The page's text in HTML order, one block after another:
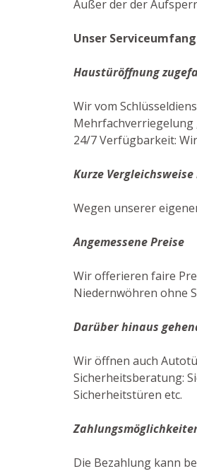
Außer der der
Unser
Haustüröffnung
Wir vom
Mehrfachverriegelung
24/7 Verfügbarkeit:
Kurze
Wegen unserer
Angemessene Preise
Wir offerieren faire
Niedernwöhren ohne
Darüber hinaus
Wir öffnen auch
Sicherheitsberatung:
Sicherheitstüren etc.
Die Bezahlung kann